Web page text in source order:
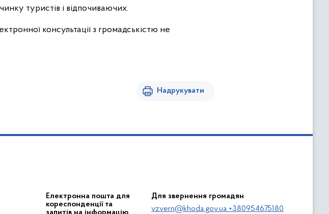
туристів і відпочиваючих.
консультації з громадськістю не
Надрукувати
Електронна пошта для
кореспонденції та
Для звернення громадян
vzvern@khoda.gov.ua +380954675180